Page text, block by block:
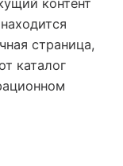
контент
страница,
каталог